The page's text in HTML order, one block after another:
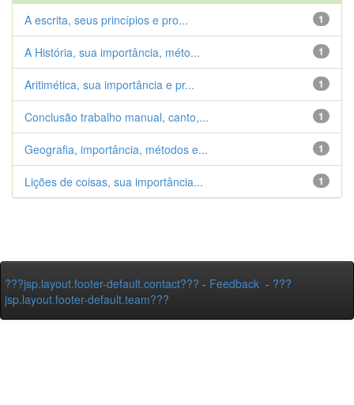
1
A escrita, seus princípios e pro...
1
A História, sua importância, méto...
1
Aritimética, sua importância e pr...
1
Conclusão trabalho manual, canto,...
1
Geografia, importância, métodos e...
1
Lições de coisas, sua importância...
???jsp.layout.footer-default.contact??? - Feedback - ???
jsp.layout.footer-default.team???